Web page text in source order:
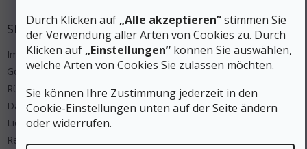
Durch Klicken auf „Alle akzeptieren”stimmen Sie
der Verwendung aller Arten von Cookies zu. Durch
Klicken auf „Einstellungen” können Sie auswählen,
welche Arten von Cookies Sie zulassen möchten.
Sie können Ihre Zustimmung jederzeit in den
Cookie-Einstellungen unten auf der Seite ändern
oder widerrufen.
SERVICE
Impressum
Geschäftsbedingungen
Rücksendung
Datenschutz
Lieferung und Zahlung
Regeln Wettbewerbe